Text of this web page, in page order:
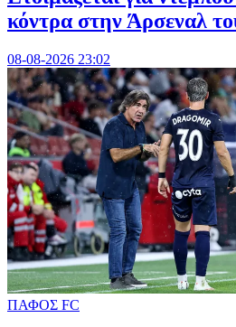
κόντρα στην Άρσεναλ
08-08-2026 23:02
ΠΑΦΟΣ FC